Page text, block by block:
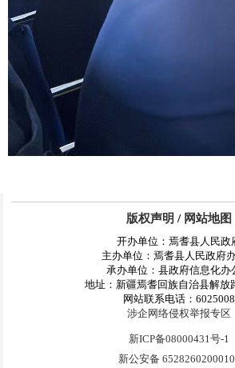
版权声明 / 网站地图
开办单位：焉耆县人民政
主办单位：焉耆县人民政府
承办单位：县政府信息化办
地址：新疆焉耆回族自治县解放
网站联系电话：6025008
涉企网络侵权举报专区
新ICP备08000431号-1
新公安备